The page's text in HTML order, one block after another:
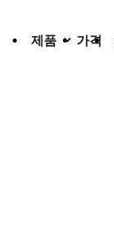
제품 가격